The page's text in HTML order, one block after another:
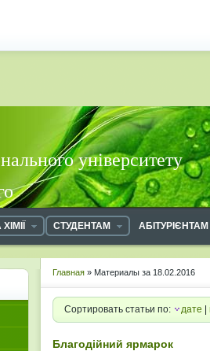
університету
СТУДЕНТАМ АБІТУРІЄНТАМ
Главная » Материалы за 18.02.2016
Сортировать статьи по: дате
Благодійний ярмарок